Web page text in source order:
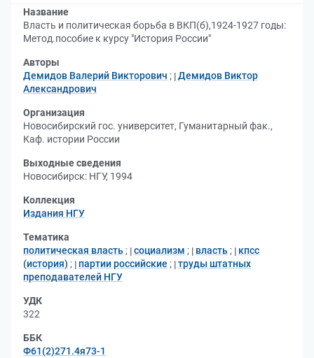
Название
Власть и политическая борьба в ВКП(б),1924-1927 годы:
Метод.пособие к курсу "История России"
Авторы
Демидов Валерий Викторович ; Демидов Виктор
Александрович
Организация
Новосибирский гос. университет, Гуманитарный фак.,
Каф. истории России
Выходные сведения
Новосибирск: НГУ, 1994
Коллекция
Издания НГУ
Тематика
политическая власть ; социализм ; власть ;
кпсс
(история) ; партии российские ; труды штатных
преподавателей НГУ
УДК
322
ББК
Ф61(2)271.4я73-1